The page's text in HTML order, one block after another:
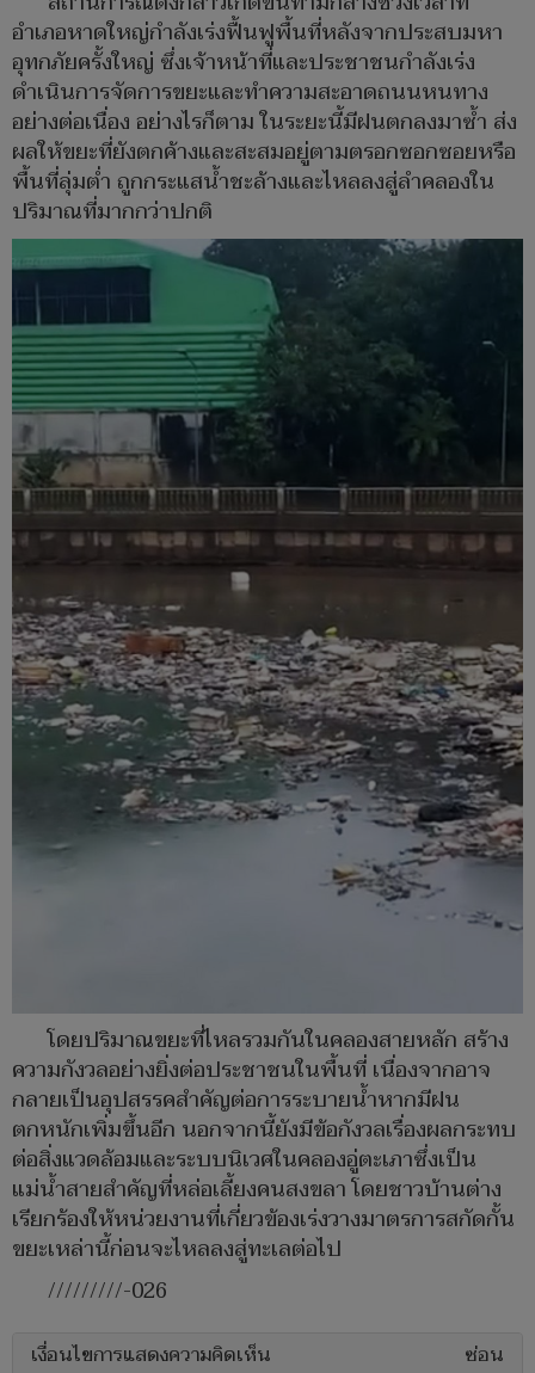
อำเภอหาดใหญ่กำลังเร่งฟื้นฟูพื้นที่หลังจากประสบมหา
อุทกภัยครั้งใหญ่ ซึ่งเจ้าหน้าที่และประชาชนกำลังเร่ง
ดำเนินการจัดการขยะและทำความสะอาดถนนหนทาง
อย่างต่อเนื่อง อย่างไรก็ตาม ในระยะนี้มีฝนตกลงมาซ้ำ ส่ง
ผลให้ขยะที่ยังตกค้างและสะสมอยู่ตามตรอกซอกซอยหรือ
พื้นที่ลุ่มต่ำ ถูกกระแสน้ำชะล้างและไหลลงสู่ลำคลองใน
ปริมาณที่มากกว่าปกติ
โดยปริมาณขยะที่ไหลรวมกันในคลองสายหลัก สร้าง
ความกังวลอย่างยิ่งต่อประชาชนในพื้นที่ เนื่องจากอาจ
กลายเป็นอุปสรรคสำคัญต่อการระบายน้ำหากมีฝน
ตกหนักเพิ่มขึ้นอีก นอกจากนี้ยังมีข้อกังวลเรื่องผลกระทบ
ต่อสิ่งแวดล้อมและระบบนิเวศในคลองอู่ตะเภาซึ่งเป็น
แม่น้ำสายสำคัญที่หล่อเลี้ยงคนสงขลา โดยชาวบ้านต่าง
เรียกร้องให้หน่วยงานที่เกี่ยวข้องเร่งวางมาตรการสกัดกั้น
ขยะเหล่านี้ก่อนจะไหลลงสู่ทะเลต่อไป
/////////-026
เงื่อนไขการแสดงความคิดเห็น ซ่อน